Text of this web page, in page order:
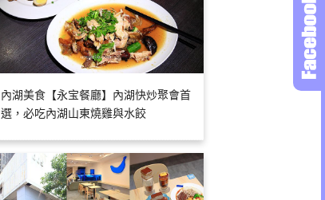
內湖美食【永宝餐廳】內湖快炒聚會首
選，必吃內湖山東燒雞與水餃